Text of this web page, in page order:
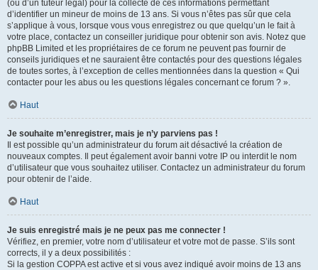
(ou d’un tuteur légal) pour la collecte de ces informations permettant
d’identifier un mineur de moins de 13 ans. Si vous n’êtes pas sûr que cela
s’applique à vous, lorsque vous vous enregistrez ou que quelqu’un le fait à
votre place, contactez un conseiller juridique pour obtenir son avis. Notez que
phpBB Limited et les propriétaires de ce forum ne peuvent pas fournir de
conseils juridiques et ne sauraient être contactés pour des questions légales
de toutes sortes, à l’exception de celles mentionnées dans la question « Qui
contacter pour les abus ou les questions légales concernant ce forum ? ».
Haut
Je souhaite m’enregistrer, mais je n’y parviens pas !
Il est possible qu’un administrateur du forum ait désactivé la création de
nouveaux comptes. Il peut également avoir banni votre IP ou interdit le nom
d’utilisateur que vous souhaitez utiliser. Contactez un administrateur du forum
pour obtenir de l’aide.
Haut
Je suis enregistré mais je ne peux pas me connecter !
Vérifiez, en premier, votre nom d’utilisateur et votre mot de passe. S’ils sont
corrects, il y a deux possibilités :
Si la gestion COPPA est active et si vous avez indiqué avoir moins de 13 ans